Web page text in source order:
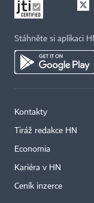
Stáhněte si aplikaci
Kontakty
Tiráž redakce HN
Economia
Kariéra v HN
Ceník inzerce